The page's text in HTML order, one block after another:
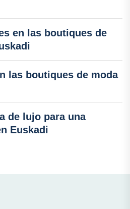
en las boutiques de
las boutiques de moda
de lujo para una
Euskadi